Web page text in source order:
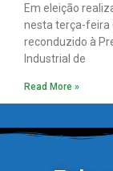
Em eleição
nesta terça-feira
reconduzido à
Industrial de
Read More »